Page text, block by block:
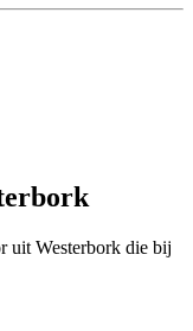
uit Westerbork die bij